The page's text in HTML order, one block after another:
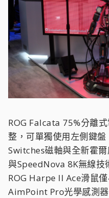
ROG Falcata 75%分離
整，可單獨使用左側鍵
Switches磁軸與全新霍
與SpeedNova 8K無線技
ROG Harpe II Ace滑鼠
AimPoint Pro光學感測